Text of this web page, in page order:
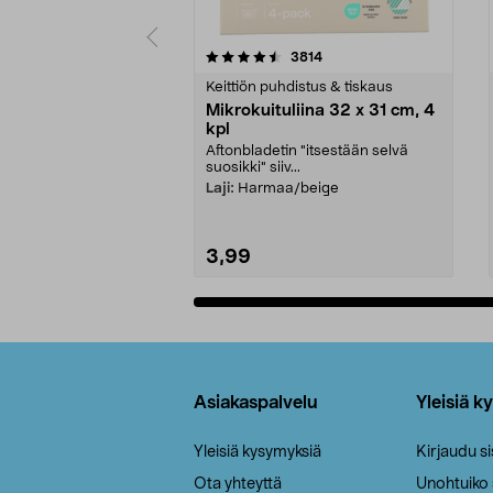
3814arvostelut
Keittiön puhdistus & tiskaus
Mikrokuituliina 32 x 31 cm, 4
kpl
Aftonbladetin "itsestään selvä
suosikki" siiv...
Laji: Harmaa/beige
3,99
4.5viidestä
Asiakaspalvelu
Yleisiä kysymyksiä
Ota yhteyttä
Yleisiä
Kirjaudu
Unohtuiko